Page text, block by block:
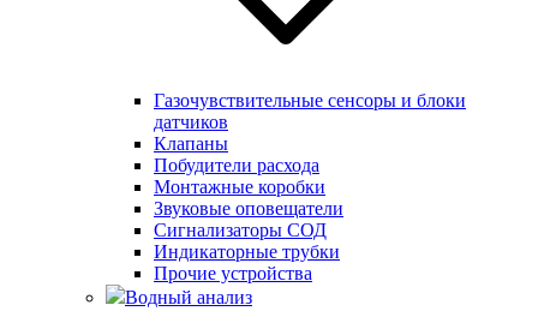
Газочувствительные сенсоры и блоки
датчиков
Клапаны
Побудители расхода
Монтажные коробки
Звуковые оповещатели
Сигнализаторы СОД
Индикаторные трубки
Прочие устройства
Водный анализ